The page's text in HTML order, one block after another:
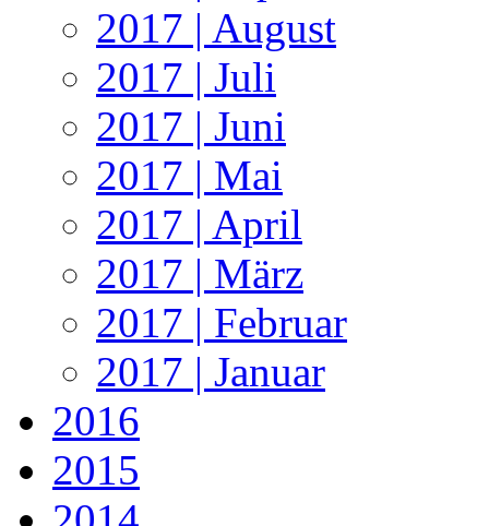
2017 | August
2017 | Juli
2017 | Juni
2017 | Mai
2017 | April
2017 | März
2017 | Februar
2017 | Januar
2016
2015